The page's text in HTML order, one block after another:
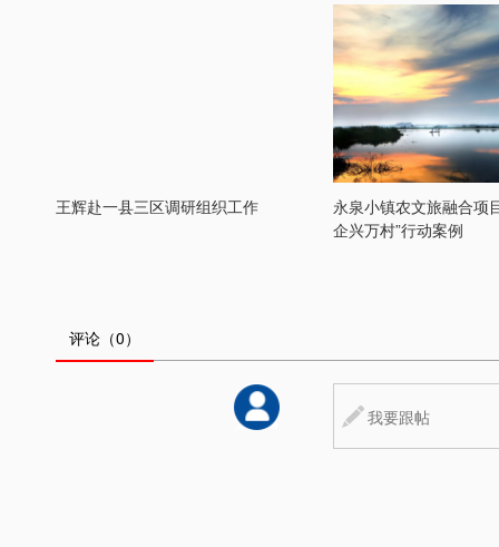
王辉赴一县三区调研组织工作
永泉小镇农文旅融合项
企兴万村”行动案例
评论 （0）